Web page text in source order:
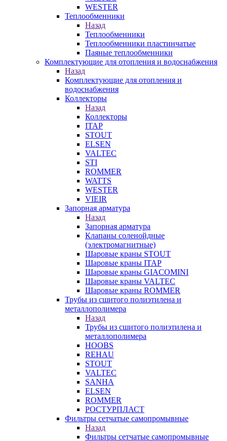
WESTER
Теплообменники
Назад
Теплообменники
Теплообменники пластинчатые
Паяные теплообменники
Комплектующие для отопления и водоснабжения
Назад
Комплектующие для отопления и
водоснабжения
Коллекторы
Назад
Коллекторы
ITAP
STOUT
ELSEN
VALTEC
STI
ROMMER
WATTS
WESTER
VIEIR
Запорная арматура
Назад
Запорная арматура
Клапаны соленойдные
(электромагнитные)
Шаровые краны STOUT
Шаровые краны ITAP
Шаровые краны GIACOMINI
Шаровые краны VALTEC
Шаровые краны ROMMER
Трубы из сшитого полиэтилена и
металлополимера
Назад
Трубы из сшитого полиэтилена и
металлополимера
HOOBS
REHAU
STOUT
VALTEC
SANHA
ELSEN
ROMMER
РОСТУРПЛАСТ
Фильтры сетчатые самопромывные
Назад
Фильтры сетчатые самопромывные